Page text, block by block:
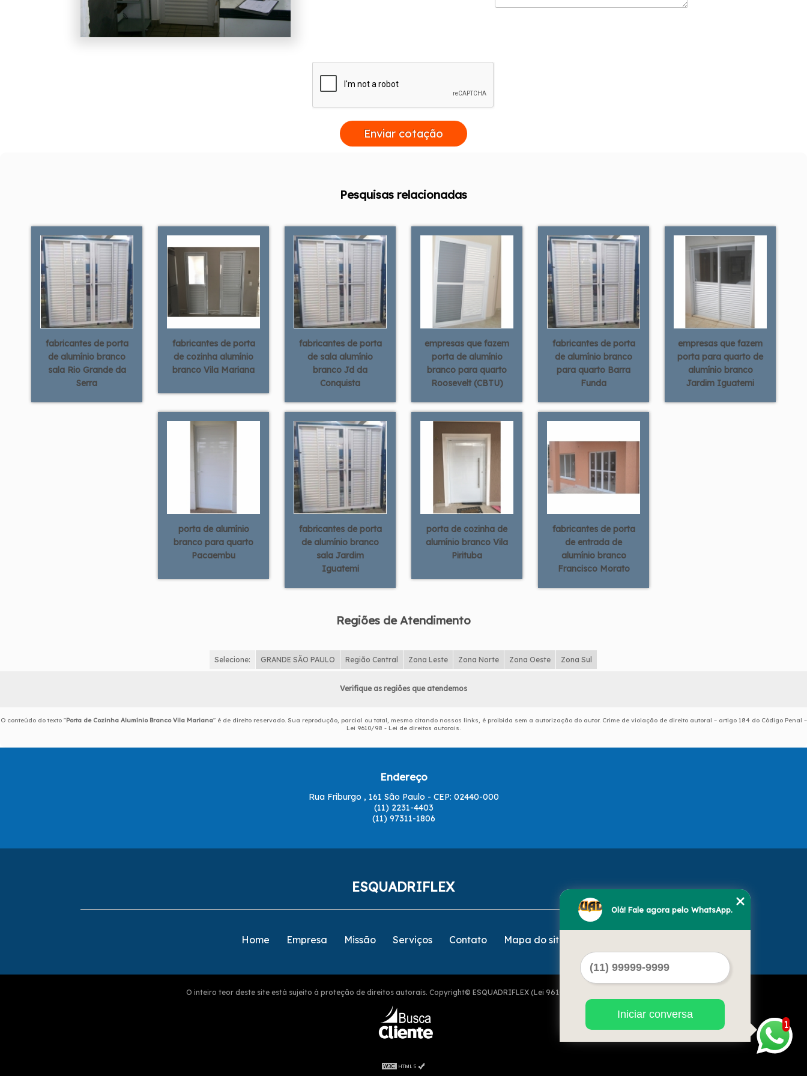
Enviar cotação
Pesquisas relacionadas
fabricantes de porta
de alumínio branco
sala Rio Grande da
Serra
fabricantes de porta
de cozinha alumínio
branco Vila Mariana
fabricantes de porta
de sala alumínio
branco Jd da
Conquista
empresas que fazem
porta de alumínio
branco para quarto
Roosevelt (CBTU)
fabricantes de porta
de alumínio branco
para quarto Barra
Funda
empresas que fazem
porta para quarto de
alumínio branco
Jardim Iguatemi
porta de alumínio
branco para quarto
Pacaembu
fabricantes de porta
de alumínio branco
sala Jardim
Iguatemi
porta de cozinha de
alumínio branco Vila
Pirituba
fabricantes de porta
de entrada de
alumínio branco
Francisco Morato
Regiões de Atendimento
Selecione: GRANDE SÃO PAULO Região Central Zona Leste Zona Norte Zona Oeste Zona Sul
Verifique as regiões que atendemos
O conteúdo do texto "Porta de Cozinha Alumínio Branco Vila Mariana" é de direito reservado. Sua reprodução, parcial ou total, mesmo citando nossos links, é proibida sem a autorização do autor. Crime de violação de direito autoral – artigo 184 do Código Penal –
Lei 9610/98 - Lei de direitos autorais.
Endereço
Rua Friburgo , 161 São Paulo - CEP: 02440-000
(11) 2231-4403
(11) 97311-1806
ESQUADRIFLEX
Home Empresa Missão Serviços Contato Mapa do site
O inteiro teor deste site está sujeito à proteção de direitos autorais. Copyright© ESQUADRIFLEX (Lei 9610 de 19/02/1998)
1
Olá! Fale agora pelo WhatsApp.
Iniciar conversa